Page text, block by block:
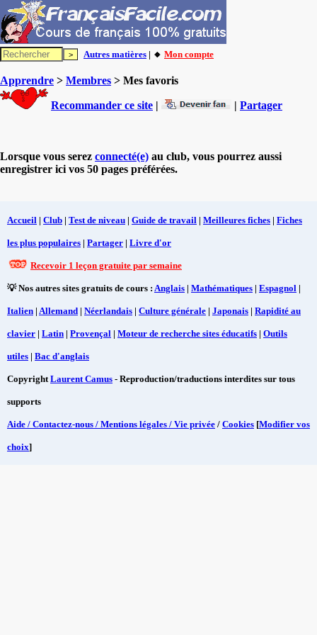
Autres matières | 🔸 Mon compte
Apprendre > Membres > Mes favoris
Recommander ce site | | Partager
Lorsque vous serez connecté(e) au club, vous pourrez aussi
enregistrer ici vos 50 pages préférées.
Accueil | Club | Test de niveau | Guide de travail | Meilleures fiches | Fiches
les plus populaires | Partager | Livre d'or
Recevoir 1 leçon gratuite par semaine
💡 Nos autres sites gratuits de cours : Anglais | Mathématiques | Espagnol |
Italien | Allemand | Néerlandais | Culture générale | Japonais | Rapidité au
clavier | Latin | Provençal | Moteur de recherche sites éducatifs | Outils
utiles | Bac d'anglais
CopyrightLaurent Camus - Reproduction/traductions interdites sur tous
supports
Aide / Contactez-nous / Mentions légales / Vie privée / Cookies [Modifier vos
choix]